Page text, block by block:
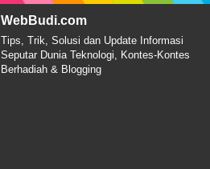
WebBudi.com
Tips, Trik, Solusi dan Update Informasi
Seputar Dunia Teknologi, Kontes-Kontes
Berhadiah & Blogging